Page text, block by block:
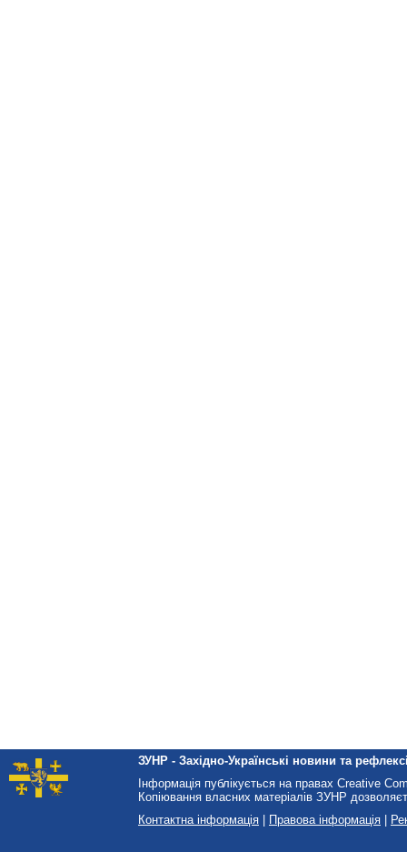
ЗУНР - Західно-Українські новини та
Інформація публікується на правах Creative
Копіювання власних матеріалів ЗУНР
Контактна інформація
Правова інформація